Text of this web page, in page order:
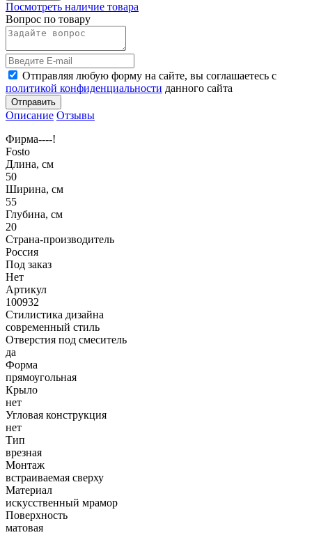
Посмотреть наличие товара
Вопрос по товару
Отправляя любую форму на сайте, вы соглашаетесь с
политикой конфиденциальности данного сайта
Отправить
Описание Отзывы
Фирма----!
Fosto
Длина, см
50
Ширина, см
55
Глубина, см
20
Страна-производитель
Россия
Под заказ
Нет
Артикул
100932
Стилистика дизайна
современный стиль
Отверстия под смеситель
да
Форма
прямоугольная
Крыло
нет
Угловая конструкция
нет
Тип
врезная
Монтаж
встраиваемая сверху
Материал
искусственный мрамор
Поверхность
матовая